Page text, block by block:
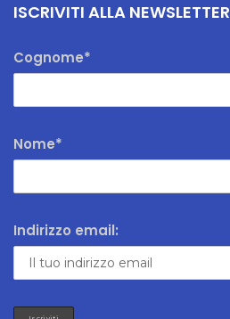
ISCRIVITI ALLA NEWSLETTER
Cognome*
Nome*
Indirizzo email: